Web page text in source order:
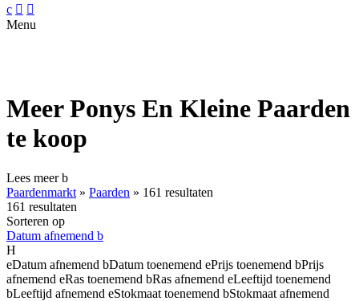
c  
Menu
Meer Ponys En Kleine Paarden
te koop
Lees meerb
Paardenmarkt » Paarden » 161 resultaten
161 resultaten
Sorteren op
Datum afnemend b
H
eDatum afnemend bDatum toenemend ePrijs toenemend bPrijs
afnemend eRas toenemend bRas afnemend eLeeftijd toenemend
bLeeftijd afnemend eStokmaat toenemend bStokmaat afnemend